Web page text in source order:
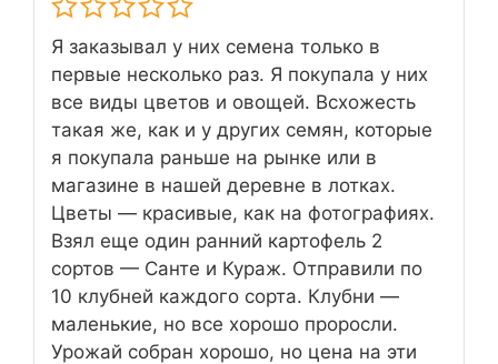
Я заказывал у них семена только в
первые несколько раз. Я покупала у них
все виды цветов и овощей. Всхожесть
такая же, как и у других семян, которые
я покупала раньше на рынке или в
магазине в нашей деревне в лотках.
Цветы — красивые, как на фотографиях.
Взял еще один ранний картофель 2
сортов — Санте и Кураж. Отправили по
10 клубней каждого сорта. Клубни —
маленькие, но все хорошо проросли.
Урожай собран хорошо, но цена на эти